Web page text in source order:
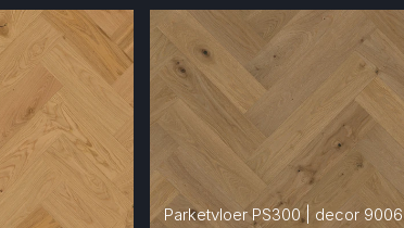
Parketvloer PS300 | decor 9006